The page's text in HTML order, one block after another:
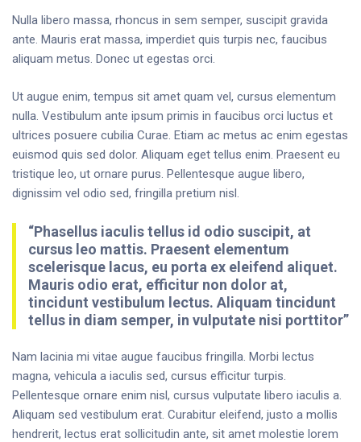
Nulla libero massa, rhoncus in sem semper, suscipit gravida
ante. Mauris erat massa, imperdiet quis turpis nec, faucibus
aliquam metus. Donec ut egestas orci.
Ut augue enim, tempus sit amet quam vel, cursus elementum
nulla. Vestibulum ante ipsum primis in faucibus orci luctus et
ultrices posuere cubilia Curae. Etiam ac metus ac enim egestas
euismod quis sed dolor. Aliquam eget tellus enim. Praesent eu
tristique leo, ut ornare purus. Pellentesque augue libero,
dignissim vel odio sed, fringilla pretium nisl.
“Phasellus iaculis tellus id odio suscipit, at
cursus leo mattis. Praesent elementum
scelerisque lacus, eu porta ex eleifend aliquet.
Mauris odio erat, efficitur non dolor at,
tincidunt vestibulum lectus. Aliquam tincidunt
tellus in diam semper, in vulputate nisi porttitor”
Nam lacinia mi vitae augue faucibus fringilla. Morbi lectus
magna, vehicula a iaculis sed, cursus efficitur turpis.
Pellentesque ornare enim nisl, cursus vulputate libero iaculis a.
Aliquam sed vestibulum erat. Curabitur eleifend, justo a mollis
hendrerit, lectus erat sollicitudin ante, sit amet molestie lorem